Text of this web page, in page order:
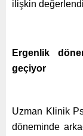
ilişkin
Ergenlik
geçiyor
Uzman Klinik
döneminde